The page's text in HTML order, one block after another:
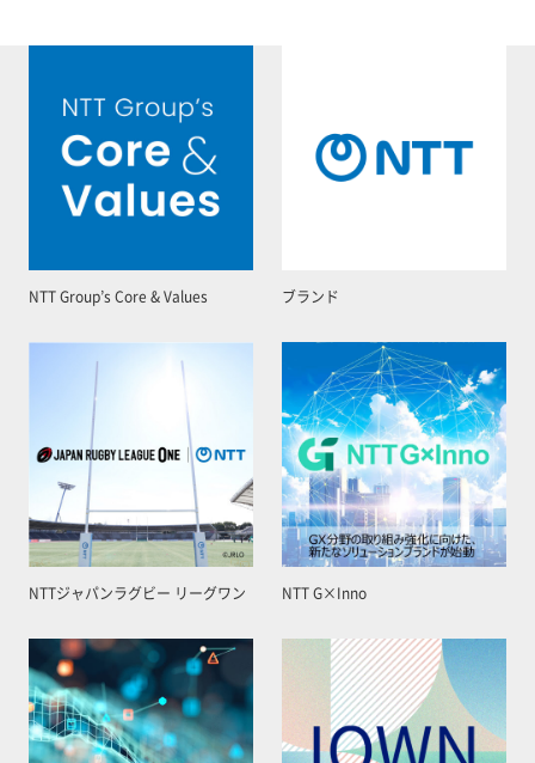
NTT Group’s Core & Values ブランド
NTTジャパンラグビー リーグワン NTT G×Inno